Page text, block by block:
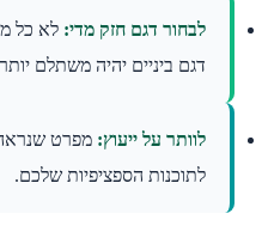
לבחור דגם חזק מדי:
דגם ביניים יהיה משתלם יותר.
לוותר על ייעוץ:מפרט שנראה טוב
לתוכנות הספציפיות שלכם.